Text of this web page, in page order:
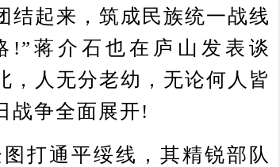
结起来，筑成民族统一战线
!”蒋介石也在庐山发表谈
，人无分老幼，无论何人皆
战争全面展开!
通平绥线，其精锐部队